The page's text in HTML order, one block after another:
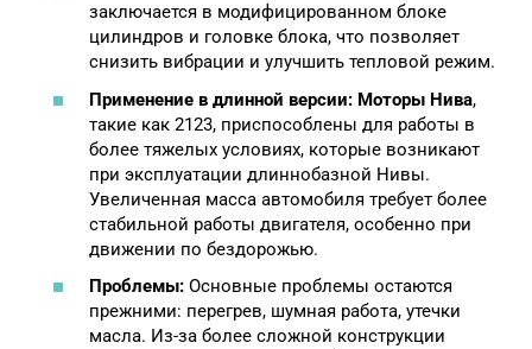
заключается в модифицированном блоке
цилиндров и головке блока, что позволяет
снизить вибрации и улучшить тепловой режим.
Применение в длинной версии: Моторы Нива,
такие как 2123, приспособлены для работы в
более тяжелых условиях, которые возникают
при эксплуатации длиннобазной Нивы.
Увеличенная масса автомобиля требует более
стабильной работы двигателя, особенно при
движении по бездорожью.
Проблемы: Основные проблемы остаются
прежними: перегрев, шумная работа, утечки
масла. Из-за более сложной конструкции